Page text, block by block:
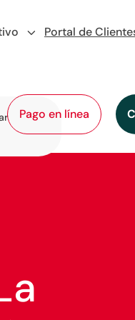
Portal de
Pago en línea